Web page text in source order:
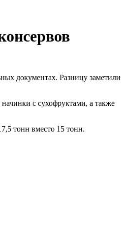
документах. Разницу заметили
с сухофруктами, а также
тонн вместо 15 тонн.